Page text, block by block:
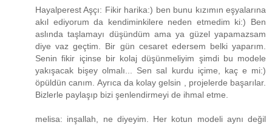
Hayalperest Aşçı: Fikir harika:) ben bunu kızımın eşyalarına
akıl ediyorum da kendiminkilere neden etmedim ki:) Ben
aslında taşlamayı düşündüm ama ya güzel yapamazsam
diye vaz geçtim. Bir gün cesaret edersem belki yaparım.
Senin fikir içinse bir kolaj düşünmeliyim şimdi bu modele
yakışacak bişey olmalı... Sen sal kurdu içime, kaç e mi:)
öpüldün canım. Ayrıca da kolay gelsin , projelerde başarılar.
Bizlerle paylaşıp bizi şenlendirmeyi de ihmal etme.
melisa: inşallah, ne diyeyim. Her kotun modeli aynı değil